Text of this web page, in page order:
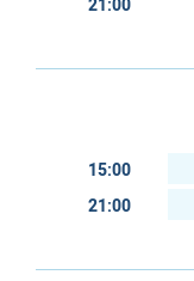
21:00
15:00
21:00